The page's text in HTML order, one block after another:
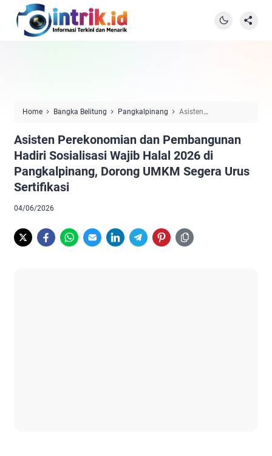
Home Bangka Belitung Pangkalpinang
Asisten
2026 di Pangkalpinang, Dorong UMKM Segera Urus Sertifikasi
Asisten Perekonomian dan Pembangunan
Hadiri Sosialisasi Wajib Halal 2026 di
Pangkalpinang, Dorong UMKM Segera Urus
Sertifikasi
04/06/2026